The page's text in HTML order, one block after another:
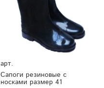
арт.
Сапоги резиновые с
носками размер 41